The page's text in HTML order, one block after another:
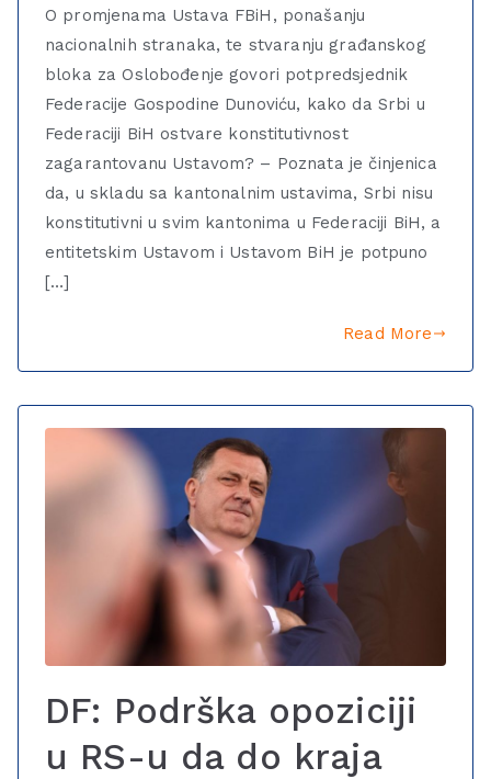
O promjenama Ustava FBiH, ponašanju
nacionalnih stranaka, te stvaranju građanskog
bloka za Oslobođenje govori potpredsjednik
Federacije Gospodine Dunoviću, kako da Srbi u
Federaciji BiH ostvare konstitutivnost
zagarantovanu Ustavom? – Poznata je činjenica
da, u skladu sa kantonalnim ustavima, Srbi nisu
konstitutivni u svim kantonima u Federaciji BiH, a
entitetskim Ustavom i Ustavom BiH je potpuno
[…]
Read More
DF: Podrška opoziciji
u RS-u da do kraja